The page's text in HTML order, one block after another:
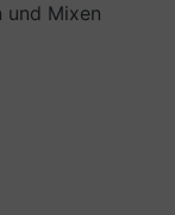
und Mixen